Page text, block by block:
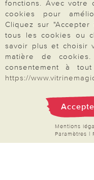
Données
Droit de
Rétractation
Paiement &
À propos de
fonctions. Avec votre
cookies pour
Cliquez sur
tous les cookies ou
savoir plus et choisir
matière de
consentement à
https://
Mentions
Paramètres |